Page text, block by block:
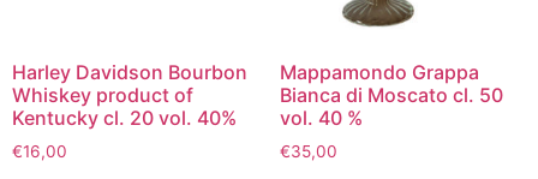
Harley Davidson Bourbon
Whiskey product of
Kentucky cl. 20 vol. 40%
€16,00
Mappamondo Grappa
Bianca di Moscato cl. 50
vol. 40 %
€35,00